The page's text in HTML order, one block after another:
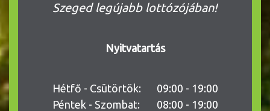
Szeged legújabb lottózójában!
Nyitvatartás
Hétfő - Csütörtök:
09:00 - 19:00
Péntek - Szombat:
08:00 - 19:00